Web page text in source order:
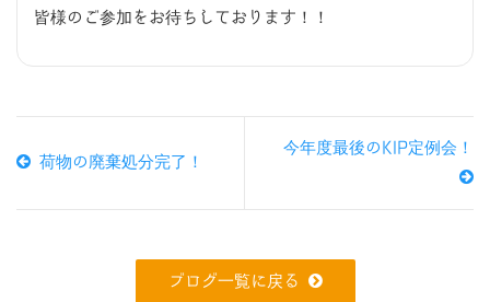
皆様のご参加をお待ちしております！！
荷物の廃棄処分完了！
今年度最後のKIP定例会！
ブログ一覧に戻る